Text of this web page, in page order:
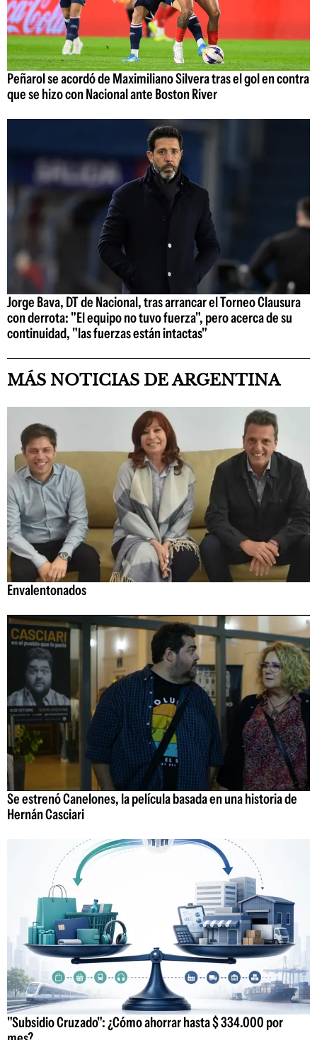
Peñarol se acordó de Maximiliano Silvera tras el gol en contra
que se hizo con Nacional ante Boston River
Jorge Bava, DT de Nacional, tras arrancar el Torneo Clausura
con derrota: "El equipo no tuvo fuerza", pero acerca de su
continuidad, "las fuerzas están intactas"
MÁS NOTICIAS DE ARGENTINA
Envalentonados
Se estrenó Canelones, la película basada en una historia de
Hernán Casciari
"Subsidio Cruzado": ¿Cómo ahorrar hasta $ 334.000 por